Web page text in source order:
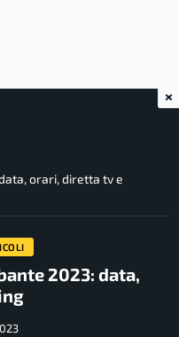
orari, diretta tv e
2023: data,
×